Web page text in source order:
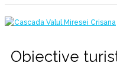
Obiective